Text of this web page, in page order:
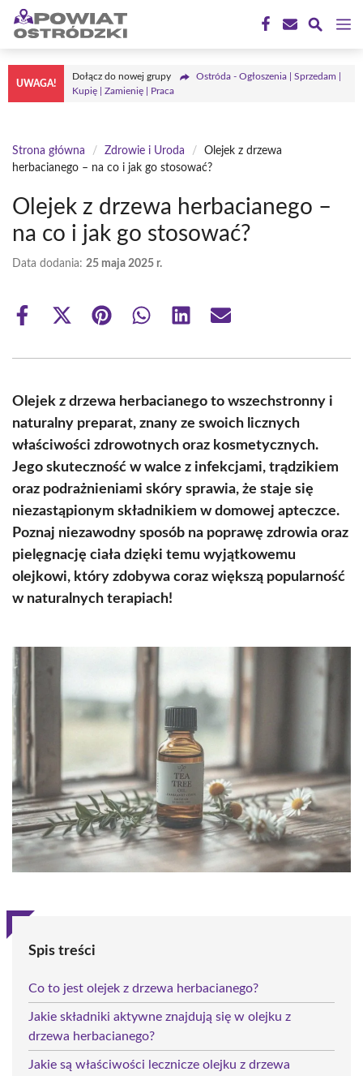
Przejdź
treści
UWAGA!
Dołącz do nowej grupy
Ostróda - Ogłoszenia | Sprzedam |
Kupię | Zamienię | Praca
Strona główna / Zdrowie i Uroda /
Olejek z drzewa
herbacianego – na co i jak go stosować?
Olejek z drzewa herbacianego –
na co i jak go stosować?
Data dodania: 25 maja 2025 r.
Share
Share
(Twitter)
Share Share Share Share
Olejek z drzewa herbacianego to wszechstronny i
naturalny preparat, znany ze swoich licznych
właściwości zdrowotnych oraz kosmetycznych.
Jego skuteczność w walce z infekcjami, trądzikiem
oraz podrażnieniami skóry sprawia, że staje się
niezastąpionym składnikiem w domowej apteczce.
Poznaj niezawodny sposób na poprawę zdrowia oraz
pielęgnację ciała dzięki temu wyjątkowemu
olejkowi, który zdobywa coraz większą popularność
w naturalnych terapiach!
Spis treści
Co to jest olejek z drzewa herbacianego?
Jakie składniki aktywne znajdują się w olejku z
drzewa herbacianego?
Jakie są właściwości lecznicze olejku z drzewa